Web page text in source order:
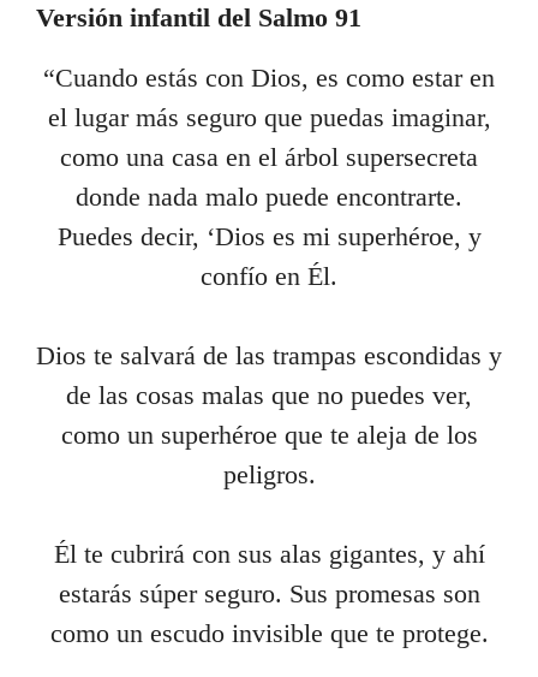
Versión infantil del Salmo 91
“Cuando estás con Dios, es como estar en
el lugar más seguro que puedas imaginar,
como una casa en el árbol supersecreta
donde nada malo puede encontrarte.
Puedes decir, ‘Dios es mi superhéroe, y
confío en Él.
Dios te salvará de las trampas escondidas y
de las cosas malas que no puedes ver,
como un superhéroe que te aleja de los
peligros.
Él te cubrirá con sus alas gigantes, y ahí
estarás súper seguro. Sus promesas son
como un escudo invisible que te protege.